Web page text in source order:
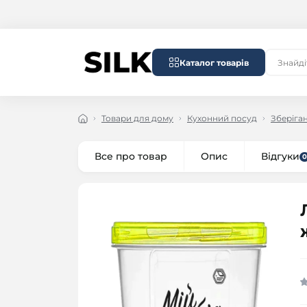
Каталог товарів
Товари для дому Кухонний посуд
Все про товар Опис Відгуки 0